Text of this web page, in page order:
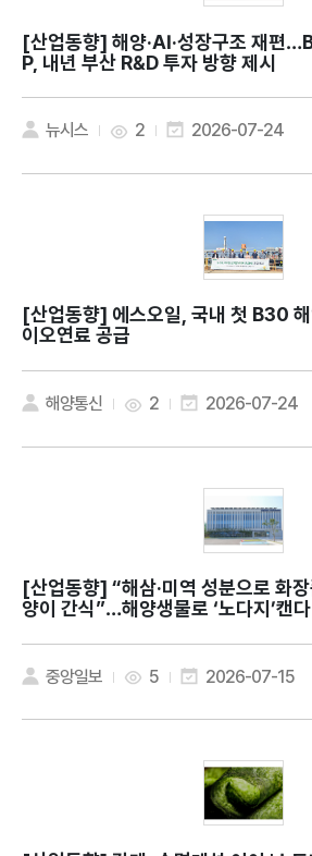
[산업동향]
P, 내년 부산 R&D 투자 방향 제시
뉴시스 2 2026-07-24
[산업동향]
이오연료 공급
해양통신 2 2026-07-24
[산업동향]
양이 간식”…해양생물로 ‘노다지’캔다
중앙일보 5 2026-07-15